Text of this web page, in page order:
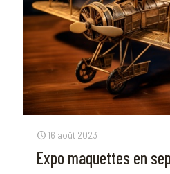
16 août 2023
Expo maquettes en